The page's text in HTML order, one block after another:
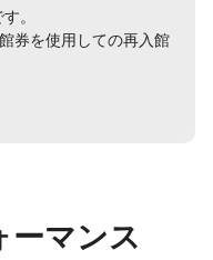
。
券を使用しての再入館
ーマンス